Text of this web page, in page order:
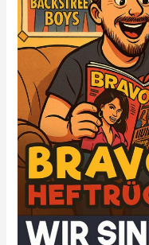
2005
(Seitensprung